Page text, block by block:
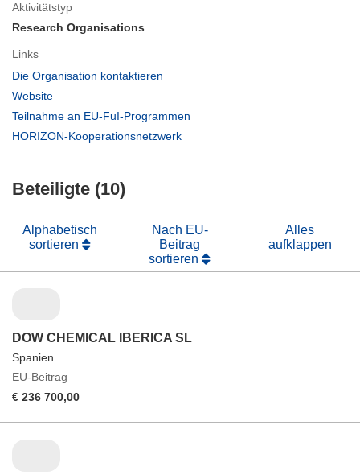
Aktivitätstyp
Research Organisations
Links
Die Organisation kontaktieren
Website
in
Fenster)
Teilnahme an EU-FuI-Programmen
HORIZON-Kooperationsnetzwerk
Beteiligte (10)
Alphabetisch
sortieren
Nach EU-
Beitrag
sortieren
Alles
aufklappen
DOW CHEMICAL IBERICA SL
Spanien
EU-Beitrag
€ 236 700,00